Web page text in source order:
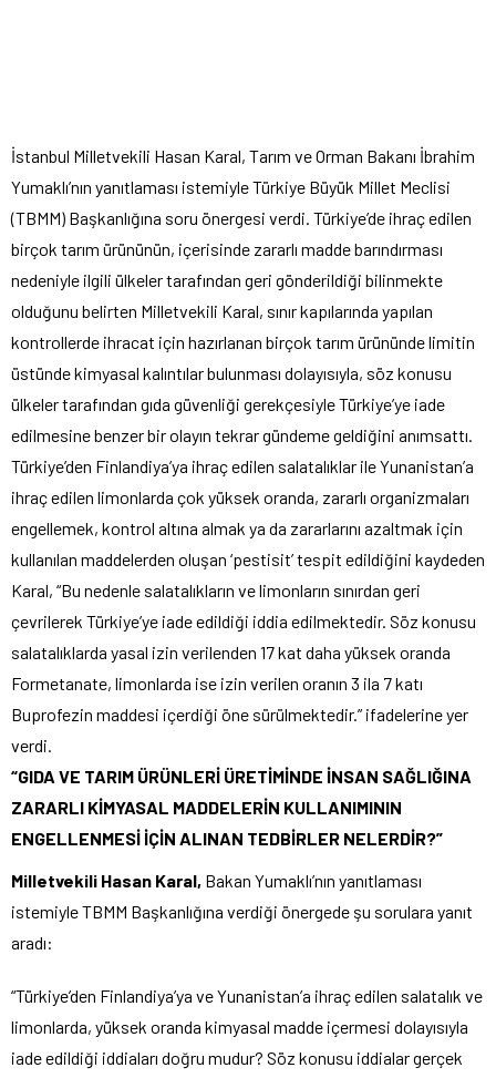
İstanbul Milletvekili Hasan Karal, Tarım ve Orman Bakanı İbrahim
Yumaklı’nın yanıtlaması istemiyle Türkiye Büyük Millet Meclisi
(TBMM) Başkanlığına soru önergesi verdi. Türkiye’de ihraç edilen
birçok tarım ürününün, içerisinde zararlı madde barındırması
nedeniyle ilgili ülkeler tarafından geri gönderildiği bilinmekte
olduğunu belirten Milletvekili Karal, sınır kapılarında yapılan
kontrollerde ihracat için hazırlanan birçok tarım ürününde limitin
üstünde kimyasal kalıntılar bulunması dolayısıyla, söz konusu
ülkeler tarafından gıda güvenliği gerekçesiyle Türkiye’ye iade
edilmesine benzer bir olayın tekrar gündeme geldiğini anımsattı.
Türkiye’den Finlandiya’ya ihraç edilen salatalıklar ile Yunanistan’a
ihraç edilen limonlarda çok yüksek oranda, zararlı organizmaları
engellemek, kontrol altına almak ya da zararlarını azaltmak için
kullanılan maddelerden oluşan ‘pestisit’ tespit edildiğini kaydeden
Karal, “Bu nedenle salatalıkların ve limonların sınırdan geri
çevrilerek Türkiye’ye iade edildiği iddia edilmektedir. Söz konusu
salatalıklarda yasal izin verilenden 17 kat daha yüksek oranda
Formetanate, limonlarda ise izin verilen oranın 3 ila 7 katı
Buprofezin maddesi içerdiği öne sürülmektedir.” ifadelerine yer
verdi.
“GIDA VE TARIM ÜRÜNLERİ ÜRETİMİNDE İNSAN SAĞLIĞINA
ZARARLI KİMYASAL MADDELERİN KULLANIMININ
ENGELLENMESİ İÇİN ALINAN TEDBİRLER NELERDİR?”
Milletvekili Hasan Karal, Bakan Yumaklı’nın yanıtlaması
istemiyle TBMM Başkanlığına verdiği önergede şu sorulara yanıt
aradı:
“Türkiye’den Finlandiya’ya ve Yunanistan’a ihraç edilen salatalık ve
limonlarda, yüksek oranda kimyasal madde içermesi dolayısıyla
iade edildiği iddiaları doğru mudur? Söz konusu iddialar gerçek